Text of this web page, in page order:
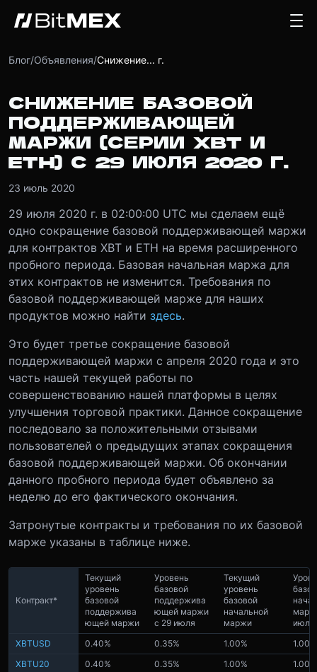
Блог/Объявления/Снижение... г.
СНИЖЕНИЕ БАЗОВОЙ
ПОДДЕРЖИВАЮЩЕЙ
МАРЖИ (СЕРИИ XBT И
ETH) С 29 ИЮЛЯ 2020 Г.
23 июль 2020
29 июля 2020 г. в 02:00:00 UTC мы сделаем ещё
одно сокращение базовой поддерживающей маржи
для контрактов XBT и ETH на время расширенного
пробного периода. Базовая начальная маржа для
этих контрактов не изменится. Требования по
базовой поддерживающей марже для наших
продуктов можно найти здесь.
Это будет третье сокращение базовой
поддерживающей маржи с апреля 2020 года и это
часть нашей текущей работы по
совершенствованию нашей платформы в целях
улучшения торговой практики. Данное сокращение
последовало за положительными отзывами
пользователей о предыдущих этапах сокращения
базовой поддерживающей маржи. Об окончании
данного пробного периода будет объявлено за
неделю до его фактического окончания.
Затронутые контракты и требования по их базовой
марже указаны в таблице ниже.
Контракт*
Текущий
уровень
базовой
поддержива
ющей маржи
Уровень
базовой
поддержива
ющей маржи
с 29 июля
Текущий
уровень
базовой
начальной
маржи
июля
XBTUSD
0.40% 0.35% 1.00%
1.00%
XBTU20
0.40% 0.35% 1.00%
1.00%